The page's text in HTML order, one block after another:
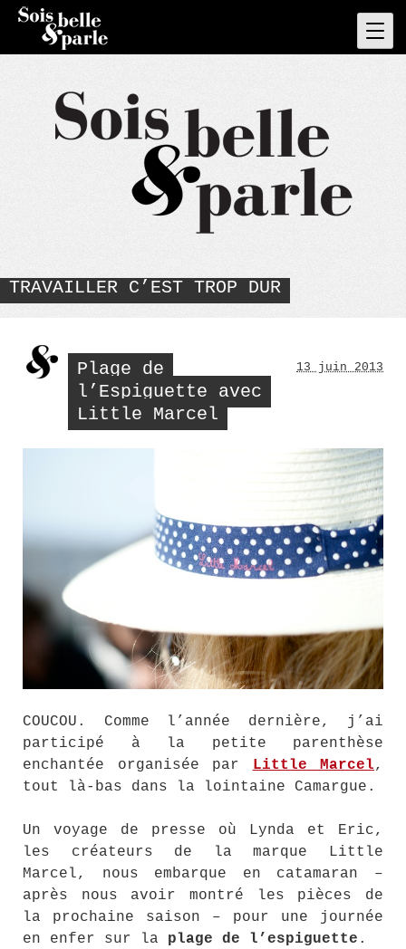
Skip
content
TRAVAILLER C’EST TROP DUR
Plage de
l’Espiguette avec
Little Marcel
13 juin 2013
COUCOU. Comme l’année dernière, j’ai
participé à la petite parenthèse
enchantée organisée par Little Marcel,
tout là-bas dans la lointaine Camargue.
Un voyage de presse où Lynda et Eric,
les créateurs de la marque Little
Marcel, nous embarque en catamaran –
après nous avoir montré les pièces de
la prochaine saison – pour une journée
en enfer sur la plage de l’espiguette .